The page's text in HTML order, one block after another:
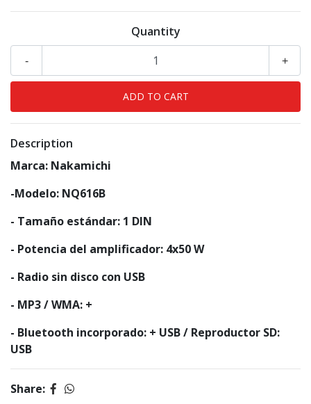
Quantity
+
-
Description
Marca: Nakamichi
-Modelo: NQ616B
- Tamaño estándar: 1 DIN
- Potencia del amplificador: 4x50 W
- Radio sin disco con USB
- MP3 / WMA: +
- Bluetooth incorporado: + USB / Reproductor SD:
USB
Share: